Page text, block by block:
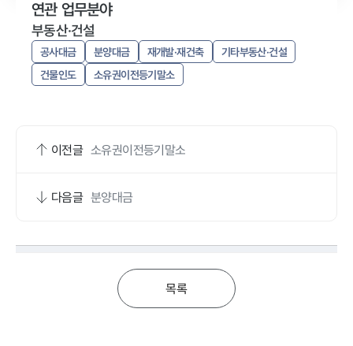
연관 업무분야
부동산·건설
공사대금 분양대금 재개발·재건축
기타부동산·건설
건물인도
소유권이전등기말소
이전글 소유권이전등기말소
다음글 분양대금
목록